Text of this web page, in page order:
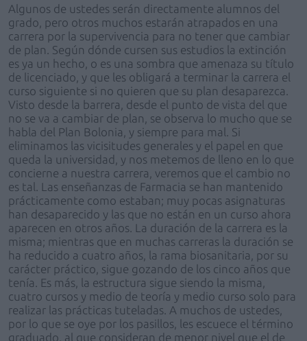
Algunos de ustedes serán directamente alumnos del
grado, pero otros muchos estarán atrapados en una
carrera por la supervivencia para no tener que cambiar
de plan. Según dónde cursen sus estudios la extinción
es ya un hecho, o es una sombra que amenaza su título
de licenciado, y que les obligará a terminar la carrera el
curso siguiente si no quieren que su plan desaparezca.
Visto desde la barrera, desde el punto de vista del que
no se va a cambiar de plan, se observa lo mucho que se
habla del Plan Bolonia, y siempre para mal. Si
eliminamos las vicisitudes generales y el papel en que
queda la universidad, y nos metemos de lleno en lo que
concierne a nuestra carrera, veremos que el cambio no
es tal. Las enseñanzas de Farmacia se han mantenido
prácticamente como estaban; muy pocas asignaturas
han desaparecido y las que no están en un curso ahora
aparecen en otros años. La duración de la carrera es la
misma; mientras que en muchas carreras la duración se
ha reducido a cuatro años, la rama biosanitaria, por su
carácter práctico, sigue gozando de los cinco años que
tenía. Es más, la estructura sigue siendo la misma,
cuatro cursos y medio de teoría y medio curso solo para
realizar las prácticas tuteladas. A muchos de ustedes,
por lo que se oye por los pasillos, les escuece el término
graduado, al que consideran de menor nivel que el de